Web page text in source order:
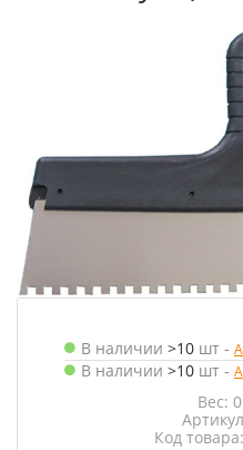
В наличии >10 шт -
В наличии >10 шт -
Вес:
Код